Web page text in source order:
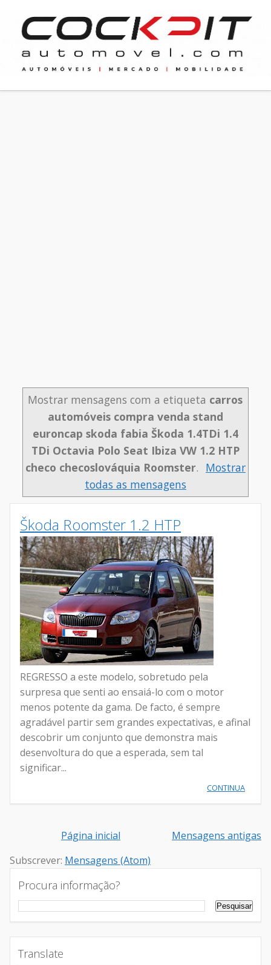
Mostrar mensagens com a etiqueta carros
automóveis compra venda stand
euroncap skoda fabia Škoda 1.4TDi 1.4
TDi Octavia Polo Seat Ibiza VW 1.2 HTP
checo checoslováquia Roomster. Mostrar
todas as mensagens
Škoda Roomster 1.2 HTP
REGRESSO a este modelo, sobretudo pela
surpresa que senti ao ensaiá-lo com o motor
menos potente da gama. De facto, é sempre
agradável partir sem grandes expectativas, e afinal
descobrir um conjunto que demonstra mais
desenvoltura do que a esperada, sem tal
significar...
CONTINUA
Mensagens antigas
Página inicial
Subscrever: Mensagens (Atom)
Procura informação?
Translate